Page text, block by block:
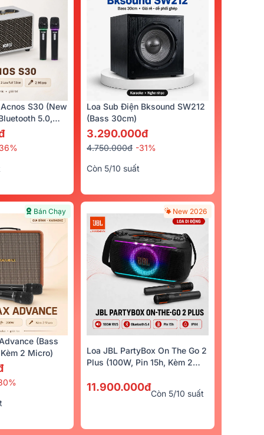
Bán Chạy
S30 (New
5.0,
Loa Sub Điện Bksound SW212
(bass 30cm)
3.290.000đ
4.750.000đ -31%
Còn 5/10 suất
Bán Chạy
(Bass
2 Micro)
New 2026
Loa JBL PartyBox On The Go 2
Plus (100W, Pin 15h, Kèm 2
11.900.000đ
Còn 5/10 suất